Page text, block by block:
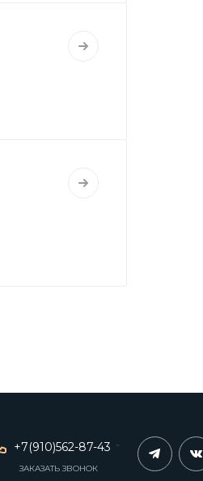
+7(910)562-87-43
ЗАКАЗАТЬ ЗВОНОК